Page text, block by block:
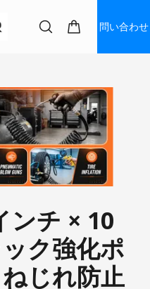
問い合わせ
ンチ × 10
ク強化ポ
じれ防止